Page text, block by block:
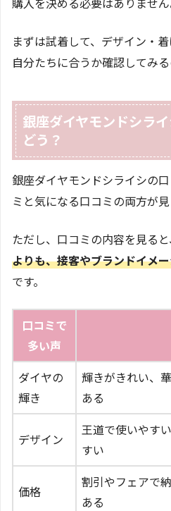
まずは試着して、デザイン・
自分たちに合うか確認してみる
銀座ダイヤモンドシラ
どう？
銀座ダイヤモンドシライシの
ミと気になる口コミの両方が見
ただし、口コミの内容を見ると
よりも、接客やブランドイメ
です。
口コミで
多い声
ダイヤの
輝き
輝きがきれい、
ある
デザイン
王道で使いやす
すい
価格
割引やフェアで
ある